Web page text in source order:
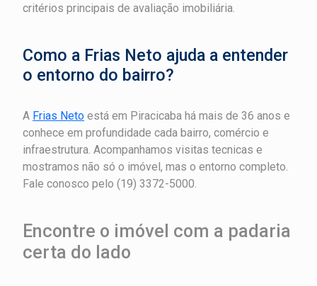
critérios principais de avaliação imobiliária.
Como a Frias Neto ajuda a entender
o entorno do bairro?
A Frias Neto está em Piracicaba há mais de 36 anos e
conhece em profundidade cada bairro, comércio e
infraestrutura. Acompanhamos visitas tecnicas e
mostramos não só o imóvel, mas o entorno completo.
Fale conosco pelo (19) 3372-5000.
Encontre o imóvel com a padaria
certa do lado